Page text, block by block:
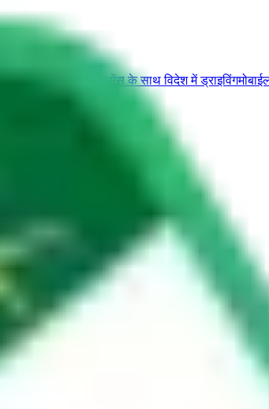
और पर्यटन सऊदी लाइसेंस के साथ विदेश में ड्राइविंग